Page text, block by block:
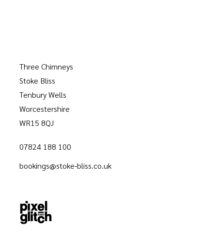
Three Chimneys
Stoke Bliss
Tenbury Wells
Worcestershire
WR15 8QJ
07824 188 100
bookings@stoke-bliss.co.uk